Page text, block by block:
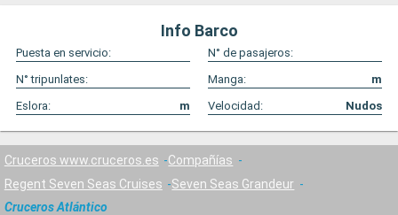
Info Barco
Puesta en servicio:
N° de pasajeros:
N° tripunlates:
Manga:
m
Eslora:
m Velocidad: Nudos
Cruceros www.cruceros.es
Compañías
Regent Seven Seas Cruises
Seven Seas Grandeur
Cruceros Atlántico